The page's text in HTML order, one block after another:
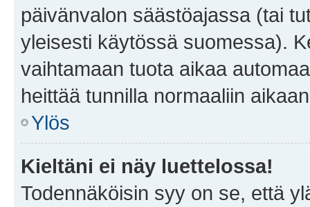
päivänvalon säästöajassa (tai
yleisesti käytössä suomessa).
vaihtamaan tuota aikaa
heittää tunnilla normaaliin
Ylös
Kieltäni ei näy luettelossa!
Todennäköisin syy on se, että